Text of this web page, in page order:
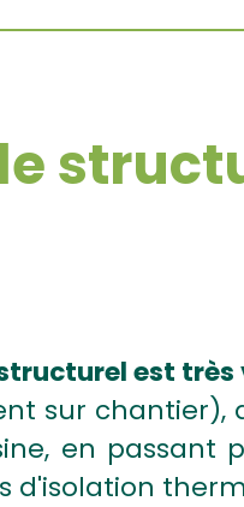
est très
sur chantier),
en passant
d'isolation